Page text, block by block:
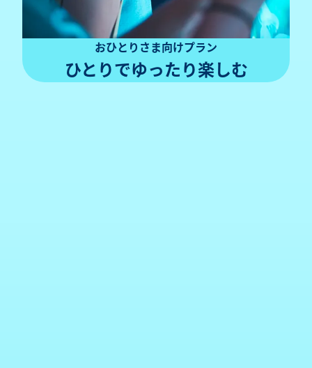
おひとりさま向けプラン
ひとりでゆったり楽しむ